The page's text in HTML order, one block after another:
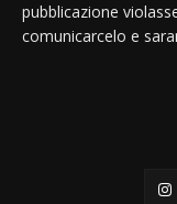
pubblicazione
comunicarcelo e